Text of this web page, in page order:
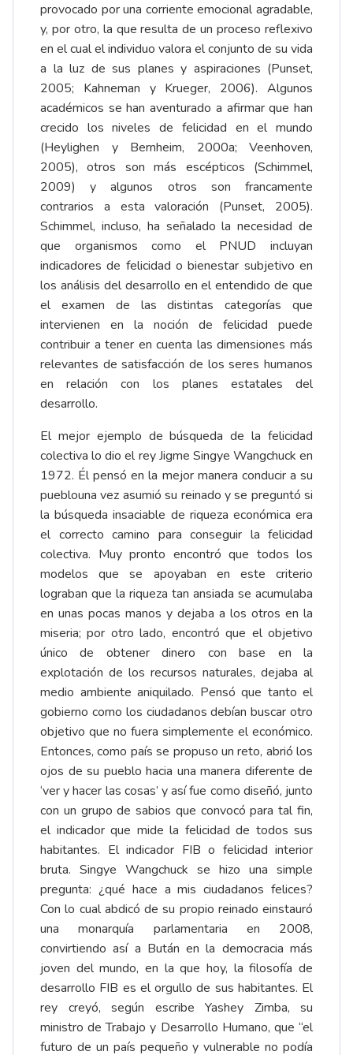
provocado por una corriente emocional agradable,
y, por otro, la que resulta de un proceso reflexivo
en el cual el individuo valora el conjunto de su vida
a la luz de sus planes y aspiraciones (Punset,
2005; Kahneman y Krueger, 2006). Algunos
académicos se han aventurado a afirmar que han
crecido los niveles de felicidad en el mundo
(Heylighen y Bernheim, 2000a; Veenhoven,
2005), otros son más escépticos (Schimmel,
2009) y algunos otros son francamente
contrarios a esta valoración (Punset, 2005).
Schimmel, incluso, ha señalado la necesidad de
que organismos como el PNUD incluyan
indicadores de felicidad o bienestar subjetivo en
los análisis del desarrollo en el entendido de que
el examen de las distintas categorías que
intervienen en la noción de felicidad puede
contribuir a tener en cuenta las dimensiones más
relevantes de satisfacción de los seres humanos
en relación con los planes estatales del
desarrollo.
El mejor ejemplo de búsqueda de la felicidad
colectiva lo dio el rey Jigme Singye Wangchuck en
1972. Él pensó en la mejor manera conducir a su
pueblouna vez asumió su reinado y se preguntó si
la búsqueda insaciable de riqueza económica era
el correcto camino para conseguir la felicidad
colectiva. Muy pronto encontró que todos los
modelos que se apoyaban en este criterio
lograban que la riqueza tan ansiada se acumulaba
en unas pocas manos y dejaba a los otros en la
miseria; por otro lado, encontró que el objetivo
único de obtener dinero con base en la
explotación de los recursos naturales, dejaba al
medio ambiente aniquilado. Pensó que tanto el
gobierno como los ciudadanos debían buscar otro
objetivo que no fuera simplemente el económico.
Entonces, como país se propuso un reto, abrió los
ojos de su pueblo hacia una manera diferente de
‘ver y hacer las cosas’ y así fue como diseñó, junto
con un grupo de sabios que convocó para tal fin,
el indicador que mide la felicidad de todos sus
habitantes. El indicador FIB o felicidad interior
bruta. Singye Wangchuck se hizo una simple
pregunta: ¿qué hace a mis ciudadanos felices?
Con lo cual abdicó de su propio reinado einstauró
una monarquía parlamentaria en 2008,
convirtiendo así a Bután en la democracia más
joven del mundo, en la que hoy, la filosofía de
desarrollo FIB es el orgullo de sus habitantes. El
rey creyó, según escribe Yashey Zimba, su
ministro de Trabajo y Desarrollo Humano, que “el
futuro de un país pequeño y vulnerable no podía